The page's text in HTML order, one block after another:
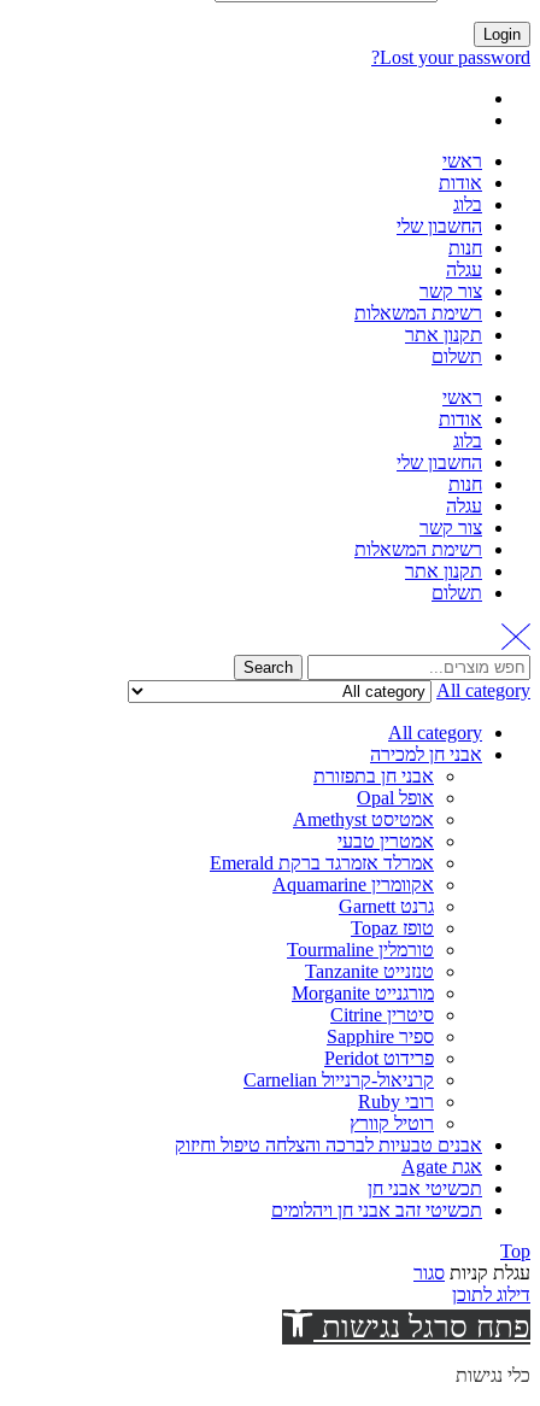
Login
Lost your password?
ראשי
אודות
בלוג
החשבון שלי
חנות
עגלה
צור קשר
רשימת המשאלות
תקנון אתר
תשלום
ראשי
אודות
בלוג
החשבון שלי
חנות
עגלה
צור קשר
רשימת המשאלות
תקנון אתר
תשלום
Search
All category
All category
אבני חן למכירה
אבני חן בתפזורת
אופל Opal
אמטיסט Amethyst
אמטרין טבעי
אמרלד אזמרגד ברקת Emerald
אקוומרין Aquamarine
גרנט Garnett
טופז Topaz
טורמלין Tourmaline
טנזנייט Tanzanite
מורגנייט Morganite
סיטרין Citrine
ספיר Sapphire
פרידוט Peridot
קרניאול-קרנייול Carnelian
רובי Ruby
רוטיל קוורץ
אבנים טבעיות לברכה והצלחה טיפול וחיזוק
אגת Agate
תכשיטי אבני חן
תכשיטי זהב אבני חן ויהלומים
Top
עגלת קניות סגור
דילוג לתוכן
פתח סרגל נגישות
כלי נגישות